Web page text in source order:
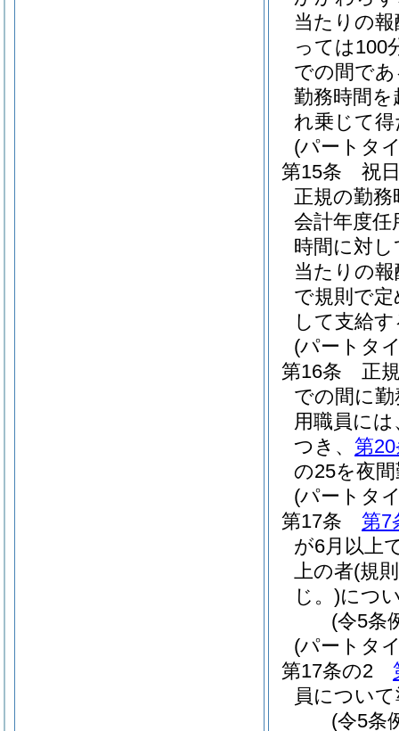
当たりの
っては100
での間で
勤務時間
れ乗じて
(パートタ
第15条
祝
正規の勤
会計年度
時間に対
当たりの
で規則で
して支給
(パートタ
第16条
正
での間に
用職員に
つき、 第
の25を夜
(パートタ
第17条
第7
が6月以上
上の者(規
じ。)につ
(令5条
(パートタ
第17条の2
員につい
(令5条